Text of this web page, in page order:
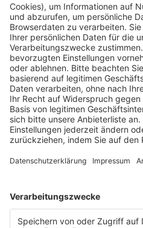
Fachmedien Recht und
Ein Fachbereich der
dfv Mediengruppe
Mainzer Landstr. 251
60326 Frankfurt am Main
E-Mail:info@ruw.de
Web:https://www.ruw.de
AGB
Datenschutzerklärung